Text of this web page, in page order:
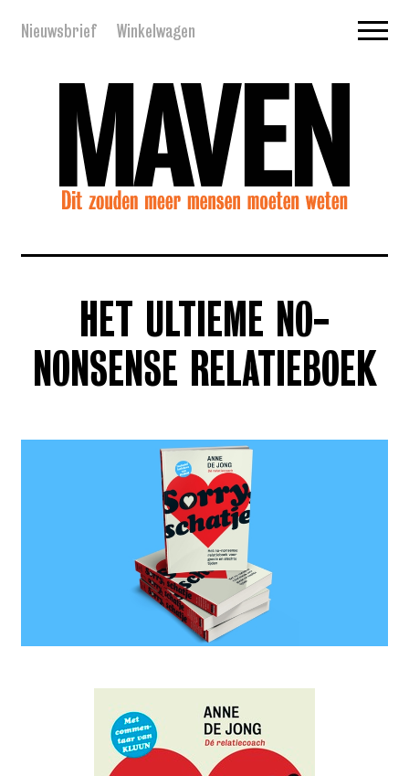
Nieuwsbrief Winkelwagen
HET ULTIEME NO-
NONSENSE RELATIEBOEK